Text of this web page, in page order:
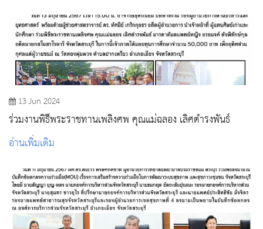
13 Jun 2024
ร่วมงานพิธีพระราชทานเพลิงศพ คุณแม่ฉลอง เลิศดำรงพันธ์
อ่านเพิ่มเติม